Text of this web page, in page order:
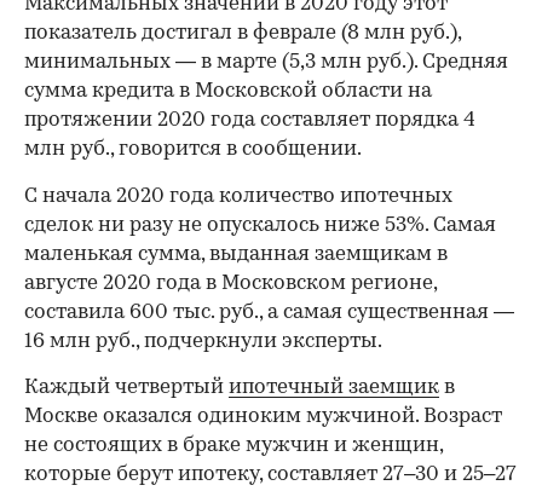
показатель достигал в феврале (8 млн руб.),
минимальных — в марте (5,3 млн руб.). Средняя
сумма кредита в Московской области на
протяжении 2020 года составляет порядка 4
млн руб., говорится в сообщении.
00:00 00:00
С начала 2020 года количество ипотечных
сделок ни разу не опускалось ниже 53%. Самая
маленькая сумма, выданная заемщикам в
августе 2020 года в Московском регионе,
составила 600 тыс. руб., а самая существенная —
16 млн руб., подчеркнули эксперты.
Каждый четвертый ипотечный заемщик в
Москве оказался одиноким мужчиной. Возраст
не состоящих в браке мужчин и женщин,
которые берут ипотеку, составляет 27–30 и 25–27